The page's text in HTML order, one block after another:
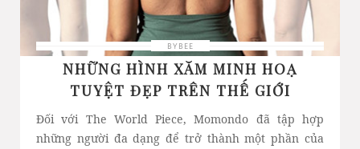
BYBEE
NHỮNG HÌNH XĂM MINH HOẠ
TUYỆT ĐẸP TRÊN THẾ GIỚI
Đối với The World Piece, Momondo đã tập hợp
những người đa dạng để trở thành một phần của